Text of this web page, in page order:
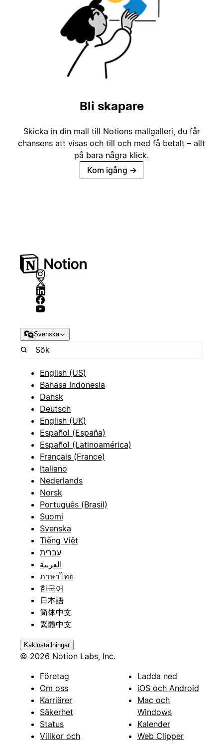
Bli skapare
Skicka in din mall till Notions mallgalleri, du får
chansens att visas och till och med få betalt – allt
på bara några klick.
Kom igång →
Svenska
English (US)
Bahasa Indonesia
Dansk
Deutsch
English (UK)
Español (España)
Español (Latinoamérica)
Français (France)
Italiano
Nederlands
Norsk
Português (Brasil)
Suomi
Svenska
Tiếng Việt
עברית
العربية
ภาษาไทย
한국어
日本語
简体中文
繁體中文
Kakinställningar
© 2026 Notion Labs, Inc.
Företag
Om oss
Karriärer
Säkerhet
Status
Villkor och
Ladda ned
iOS och Android
Mac och
Windows
Kalender
Web Clipper